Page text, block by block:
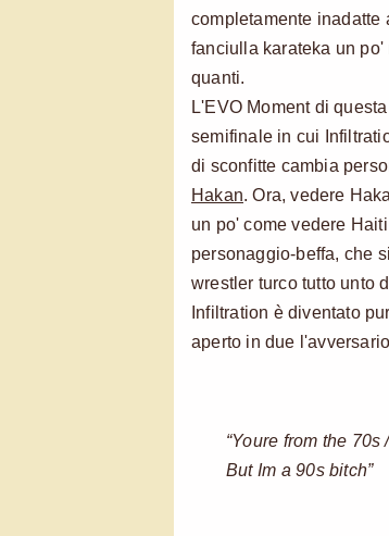
completamente inadatte
fanciulla karateka un
quanti.
L'EVO Moment di
semifinale in cui
di sconfitte cambia
Hakan. Ora, vedere
un po' come vedere
personaggio-beffa, che
wrestler turco tutto unto
Infiltration è diventato
aperto in due
“Youre from the 70s /
But Im a 90s bitch”